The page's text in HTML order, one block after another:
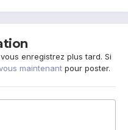
enregistrez plus tard. Si
maintenant pour poster.